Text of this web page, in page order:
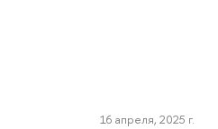
16 апреля, 2025 г.